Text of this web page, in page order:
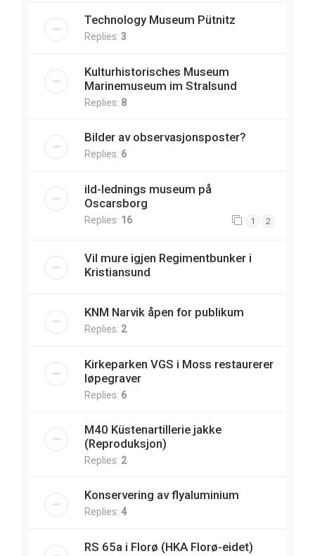
Technology Museum Pütnitz
Replies: 3
Kulturhistorisches Museum
Marinemuseum im Stralsund
Replies: 8
Bilder av observasjonsposter?
Replies: 6
ild-lednings museum på
Oscarsborg
Replies: 16 1 2
Vil mure igjen Regimentbunker i
Kristiansund
KNM Narvik åpen for publikum
Replies: 2
Kirkeparken VGS i Moss restaurerer
løpegraver
Replies: 6
M40 Küstenartillerie jakke
(Reproduksjon)
Replies: 2
Konservering av flyaluminium
Replies: 4
RS 65a i Florø (HKA Florø-eidet)